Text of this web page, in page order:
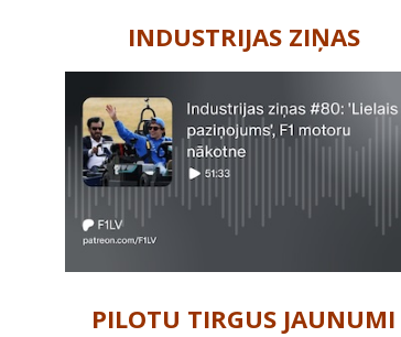
INDUSTRIJAS ZIŅAS
PILOTU TIRGUS JAUNUMI